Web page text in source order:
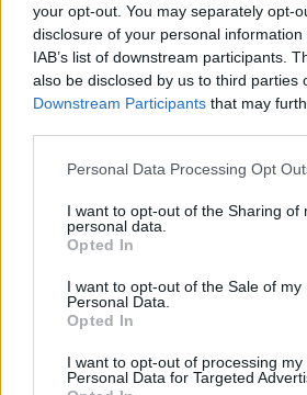
your opt-out. You may separately opt-
disclosure of your personal
IAB’s list of downstream participants.
also be disclosed by us to third parties
Downstream Participants that may
Personal Data Processing Opt
I want to opt-out of the Sharing of
personal data.
Opted In
I want to opt-out of the Sale of my
Personal Data.
Opted In
I want to opt-out of processing my
Personal Data for Targeted
Calles cercanas
Carrer de Joan Bruguera
Calle residencial.